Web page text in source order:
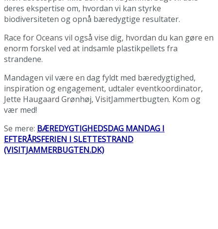
deres ekspertise om, hvordan vi kan styrke
biodiversiteten og opnå bæredygtige resultater.
Race for Oceans vil også vise dig, hvordan du kan gøre en
enorm forskel ved at indsamle plastikpellets fra
strandene.
Mandagen vil være en dag fyldt med bæredygtighed,
inspiration og engagement, udtaler eventkoordinator,
Jette Haugaard Grønhøj, VisitJammertbugten. Kom og
vær med!
Se mere: BÆREDYGTIGHEDSDAG MANDAG I
EFTERÅRSFERIEN I SLETTESTRAND
(VISITJAMMERBUGTEN.DK)